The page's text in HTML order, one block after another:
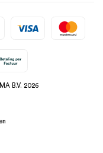
B.V. 2026